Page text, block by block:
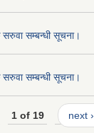
सरुवा सम्बन्धी सूचना।
सरुवा सम्बन्धी सूचना।
1 of 19 next ›